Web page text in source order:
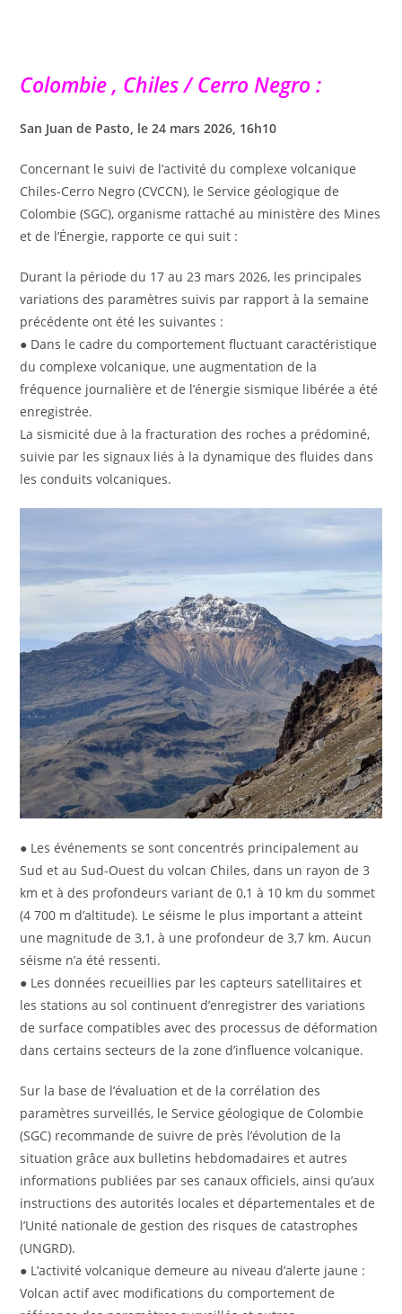
Colombie , Chiles / Cerro Negro :
San Juan de Pasto, le 24 mars 2026, 16h10
Concernant le suivi de l’activité du complexe volcanique
Chiles-Cerro Negro (CVCCN), le Service géologique de
Colombie (SGC), organisme rattaché au ministère des Mines
et de l’Énergie, rapporte ce qui suit :
Durant la période du 17 au 23 mars 2026, les principales
variations des paramètres suivis par rapport à la semaine
précédente ont été les suivantes :
● Dans le cadre du comportement fluctuant caractéristique
du complexe volcanique, une augmentation de la
fréquence journalière et de l’énergie sismique libérée a été
enregistrée.
La sismicité due à la fracturation des roches a prédominé,
suivie par les signaux liés à la dynamique des fluides dans
les conduits volcaniques.
● Les événements se sont concentrés principalement au
Sud et au Sud-Ouest du volcan Chiles, dans un rayon de 3
km et à des profondeurs variant de 0,1 à 10 km du sommet
(4 700 m d’altitude). Le séisme le plus important a atteint
une magnitude de 3,1, à une profondeur de 3,7 km. Aucun
séisme n’a été ressenti.
● Les données recueillies par les capteurs satellitaires et
les stations au sol continuent d’enregistrer des variations
de surface compatibles avec des processus de déformation
dans certains secteurs de la zone d’influence volcanique.
Sur la base de l’évaluation et de la corrélation des
paramètres surveillés, le Service géologique de Colombie
(SGC) recommande de suivre de près l’évolution de la
situation grâce aux bulletins hebdomadaires et autres
informations publiées par ses canaux officiels, ainsi qu’aux
instructions des autorités locales et départementales et de
l’Unité nationale de gestion des risques de catastrophes
(UNGRD).
● L’activité volcanique demeure au niveau d’alerte jaune :
Volcan actif avec modifications du comportement de